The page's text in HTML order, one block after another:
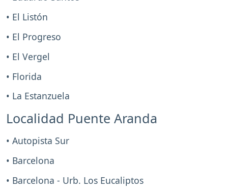
• El Listón
• El Progreso
• El Vergel
• Florida
• La Estanzuela
Localidad Puente Aranda
• Autopista Sur
• Barcelona
• Barcelona - Urb. Los Eucaliptos